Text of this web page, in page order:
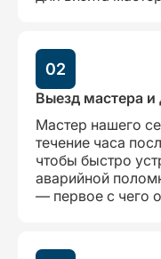
02
Выезд мастера и
Мастер нашего
течение часа
чтобы быстро
аварийной
— первое с чего